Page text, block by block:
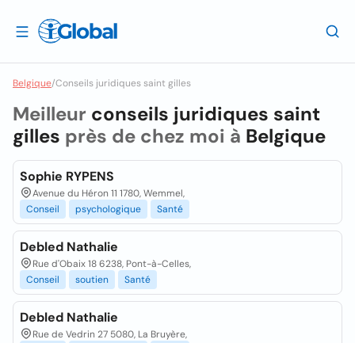
Belgique/Conseils juridiques saint gilles
Meilleur conseils juridiques saint
gilles près de chez moi à Belgique
Sophie RYPENS
Avenue du Héron 11 1780, Wemmel,
Conseil
psychologique Santé
Debled Nathalie
Rue d'Obaix 18 6238, Pont-à-Celles,
Conseil
soutien Santé
Debled Nathalie
Rue de Vedrin 27 5080, La Bruyère,